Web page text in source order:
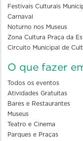
Festivais Culturais
Carnaval
Noturno nos Museus
Zona Cultura Praça da
Circuito Municipal de
O que fazer
Todos os eventos
Atividades Gratuitas
Bares e Restaurantes
Museus
Teatro e Cinema
Parques e Praças